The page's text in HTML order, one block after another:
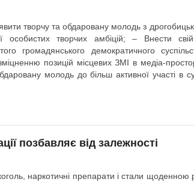
творчу та обдаровану молодь з
особистих творчих амбіцій; – Внести
громадянського демократичного
позицій місцевих ЗМІ в медіа-
молодь до більш активної участі в
позбавляє від залежності
наркотичні препарати і стали